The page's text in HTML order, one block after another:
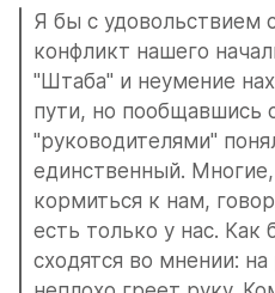
Я бы с удовольствием
конфликт нашего
"Штаба" и неумение
пути, но пообщавшись
"руководителями"
единственный.
кормиться к нам,
есть только у нас.
сходятся во мнении: